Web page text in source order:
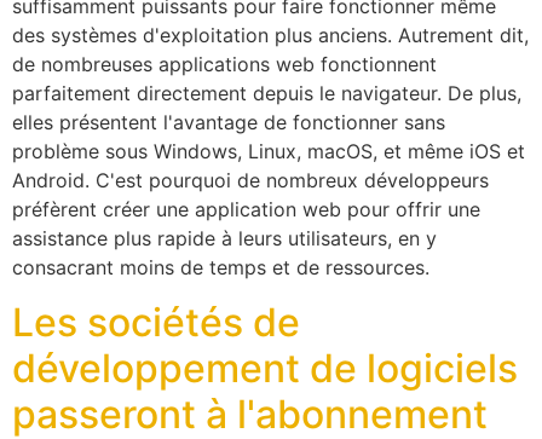
suffisamment puissants pour faire fonctionner même
des systèmes d'exploitation plus anciens. Autrement dit,
de nombreuses applications web fonctionnent
parfaitement directement depuis le navigateur. De plus,
elles présentent l'avantage de fonctionner sans
problème sous Windows, Linux, macOS, et même iOS et
Android. C'est pourquoi de nombreux développeurs
préfèrent créer une application web pour offrir une
assistance plus rapide à leurs utilisateurs, en y
consacrant moins de temps et de ressources.
Les sociétés de
développement de logiciels
passeront à l'abonnement